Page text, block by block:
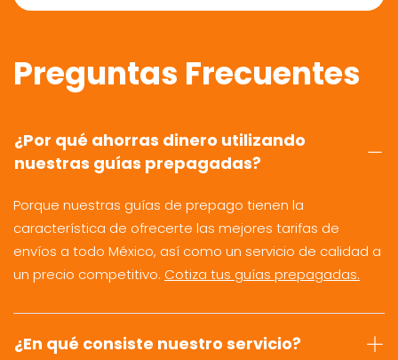
Preguntas Frecuentes
¿Por qué ahorras dinero utilizando
nuestras guías prepagadas?
Porque nuestras guías de prepago tienen la
característica de ofrecerte las mejores tarifas de
envíos a todo México, así como un servicio de calidad a
un precio competitivo. Cotiza tus guías prepagadas.
¿En qué consiste nuestro servicio?